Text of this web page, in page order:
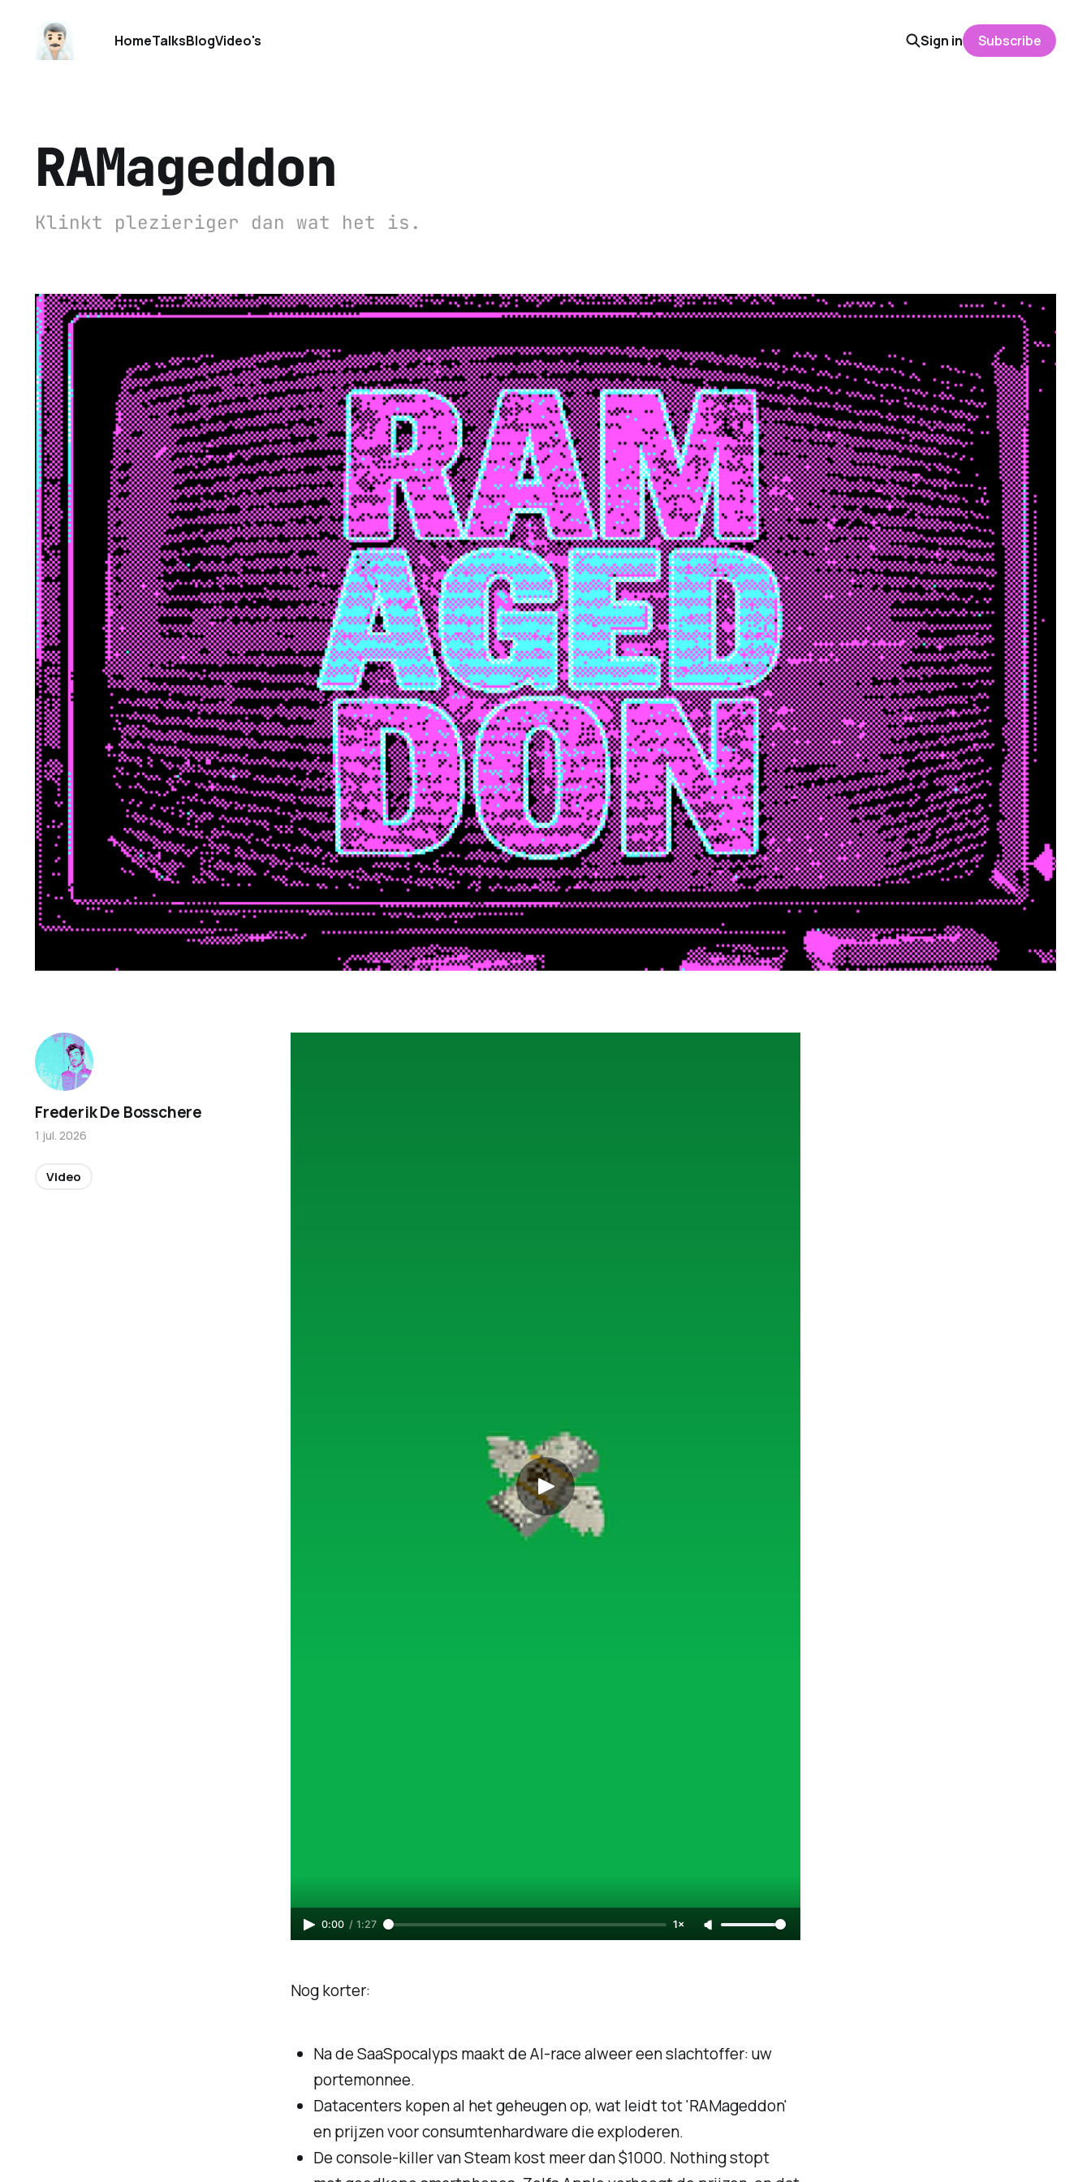
HomeTalksBlogVideo's Sign in Subscribe
RAMageddon
Klinkt plezieriger dan wat het is.
0:00 / 1:27 1×
Nog korter:
Na de SaaSpocalyps maakt de AI-race alweer een slachtoffer: uw
portemonnee.
Datacenters kopen al het geheugen op, wat leidt tot 'RAMageddon'
en prijzen voor consumtenhardware die exploderen.
De console-killer van Steam kost meer dan $1000. Nothing stopt
Frederik De Bosschere
1 jul. 2026
Video